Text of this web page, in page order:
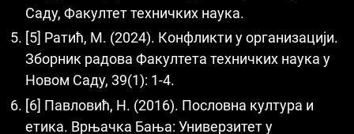
Саду, Факултет техничких наука.
[5] Ратић, М. (2024). Конфликти у организацији.
Зборник радова Факултета техничких наука у
Новом Саду, 39(1): 1-4.
[6] Павловић, Н. (2016). Пословна култура и
етика. Врњачка Бања: Универзитет у